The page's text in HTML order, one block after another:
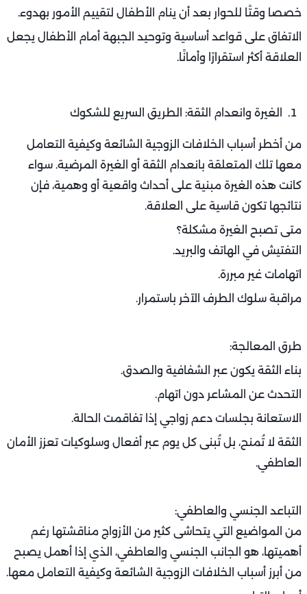
الاختلاف في التربية والأسلوب مع الأطفال:
الشائعة وكيفية التعامل معها، خاصة عندما تكون الرؤى غير
متوافقة تمامًا.
مظاهر الاختلاف:
أحد الطرفين متساهل، والآخر صارم.
تدخل طرف ثالث مثل الجدة أو أحد الأقارب.
إلقاء اللوم عند حدوث مشاكل سلوكية للطفل.
كيفية الحل:
ناقشا مبادئ التربية قبل اتخاذ قرارات مهمة.
الاتفاق على قواعد أساسية وتوحيد الجبهة أمام الأطفال يجعل
العلاقة أكثر استقرارًا وأمانًا.
الغيرة وانعدام الثقة: الطريق السريع للشكوك
من أخطر أسباب الخلافات الزوجية الشائعة وكيفية التعامل
نتائجها تكون قاسية على العلاقة.
متى تصبح الغيرة مشكلة؟
التفتيش في الهاتف والبريد.
اتهامات غير مبررة.